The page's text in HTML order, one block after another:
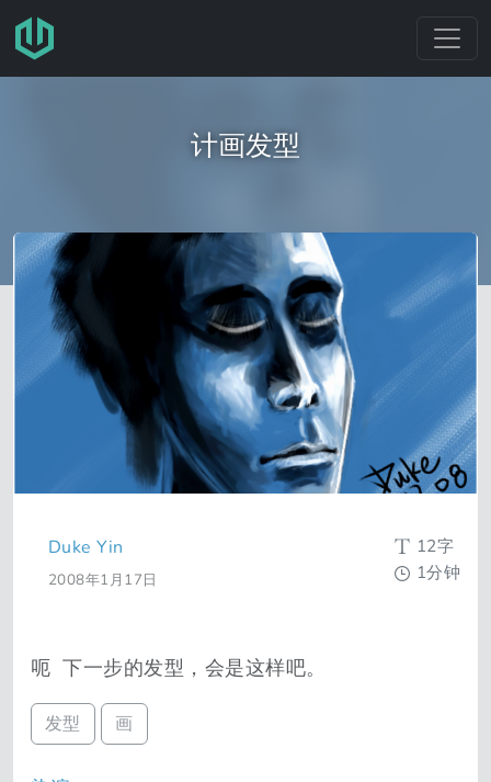
跳转至主要内容
计画发型
Duke Yin
2008年1月17日
12字
1分钟
呃 下一步的发型，会是这样吧。
发型 画